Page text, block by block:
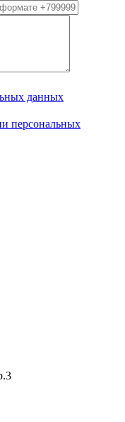
данных
персональных